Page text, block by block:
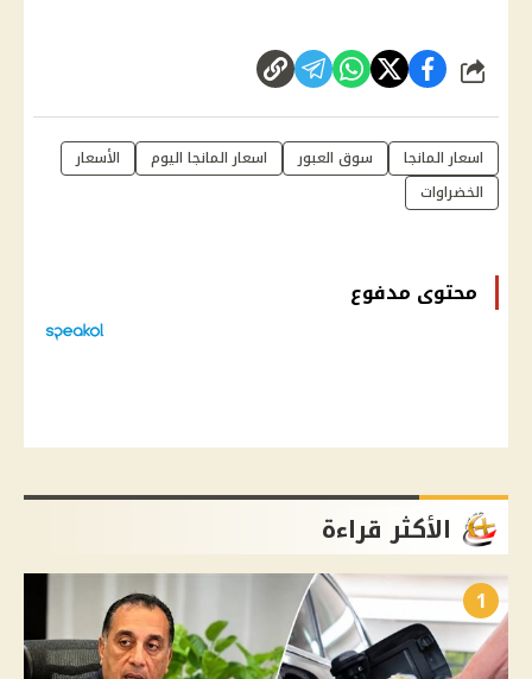
شارك
اسعار المانجا سوق العبور اسعار المانجا اليوم
الأسعار
الخضراوات
محتوى مدفوع
الأكثر قراءة
1